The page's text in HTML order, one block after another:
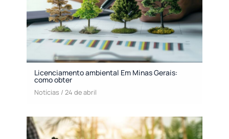
Licenciamento ambiental Em Minas Gerais:
como obter
Notícias / 24 de abril